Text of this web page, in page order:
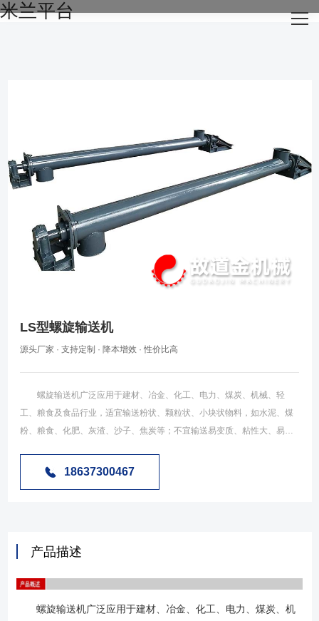
米兰平台
网站米兰平台
生产设备
米兰平台-米兰官方网站（中国）
LS型螺旋输送机
源头厂家 · 支持定制 · 降本增效 · 性价比高
螺旋输送机广泛应用于建材、冶金、化工、电力、煤炭、机械、轻
工、粮食及食品行业，适宜输送粉状、颗粒状、小块状物料，如水泥、煤
粉、粮食、化肥、灰渣、沙子、焦炭等；不宜输送易变质、粘性大、易结
般为-20～80℃，螺旋输送机适宜水平和小倾角布置，倾角以不超过15°为
等。 建材工业方面：水泥、水泥生料、付料等。 环保方面：过滤
料、养料、粉料等。 一台螺旋输送机机通常由驱动装置、头节、中间
节、尾节、头尾轴承、进出料装置等几部分（见上图）组成，如条件允
18637300467
产品描述
螺旋输送机广泛应用于建材、冶金、化工、电力、煤炭、机